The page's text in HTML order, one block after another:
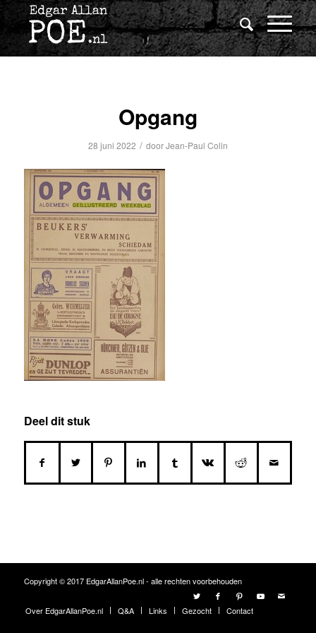
Opgang
28 juni 2022 / doorJean-Paul Colin
Deel dit stuk
Copyright © 2017 EdgarAllanPoe.nl - alle rechten voorbehouden
Over EdgarAllanPoe.nl Q&A Links Gezocht Contact